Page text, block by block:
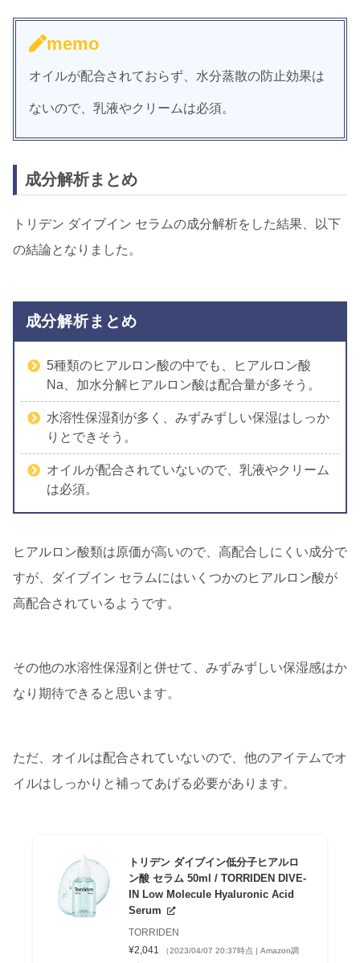
memo
オイルが配合されておらず、水分蒸散の防止効果は
ないので、乳液やクリームは必須。
成分解析まとめ
トリデン ダイブイン セラムの成分解析をした結果、以下
の結論となりました。
成分解析まとめ
5種類のヒアルロン酸の中でも、ヒアルロン酸
Na、加水分解ヒアルロン酸は配合量が多そう。
水溶性保湿剤が多く、みずみずしい保湿はしっか
りとできそう。
オイルが配合されていないので、乳液やクリーム
は必須。
ヒアルロン酸類は原価が高いので、高配合しにくい成分で
すが、ダイブイン セラムにはいくつかのヒアルロン酸が
高配合されているようです。
その他の水溶性保湿剤と併せて、みずみずしい保湿感はか
なり期待できると思います。
ただ、オイルは配合されていないので、他のアイテムでオ
イルはしっかりと補ってあげる必要があります。
トリデン ダイブイン低分子ヒアルロ
ン酸 セラム 50ml / TORRIDEN DIVE-
IN Low Molecule Hyaluronic Acid
Serum
TORRIDEN
¥2,041
（2023/04/07 20:37時点 | Amazon調